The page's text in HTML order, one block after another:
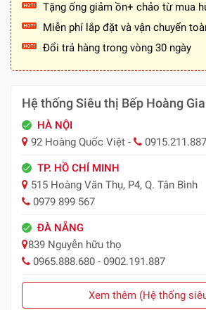
Tặng ống giảm ồn+ chảo từ mua
Miễn phí lắp đặt và vận chuyển
Đổi trả hàng trong vòng 30 ngày
Hệ thống Siêu thị Bếp Hoàng Gia
HÀ NỘI
92 Hoàng Quốc Việt -
0915.211.887
TP. HỒ CHÍ MINH
515 Hoàng Văn Thụ, P4, Q. Tân Bình
0979 899 567
ĐÀ NẴNG
839 Nguyễn hữu thọ
0965.888.680 - 0902.191.887
Xem thêm (Hệ thống